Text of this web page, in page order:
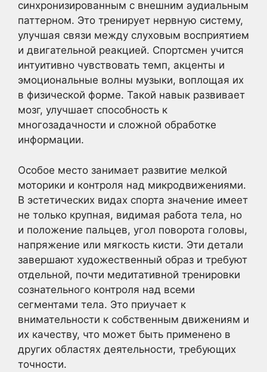
синхронизированным с внешним аудиальным
паттерном. Это тренирует нервную систему,
улучшая связи между слуховым восприятием
и двигательной реакцией. Спортсмен учится
интуитивно чувствовать темп, акценты и
эмоциональные волны музыки, воплощая их
в физической форме. Такой навык развивает
мозг, улучшает способность к
многозадачности и сложной обработке
информации.
Особое место занимает развитие мелкой
моторики и контроля над микродвижениями.
В эстетических видах спорта значение имеет
не только крупная, видимая работа тела, но
и положение пальцев, угол поворота головы,
напряжение или мягкость кисти. Эти детали
завершают художественный образ и требуют
отдельной, почти медитативной тренировки
сознательного контроля над всеми
сегментами тела. Это приучает к
внимательности к собственным движениям и
их качеству, что может быть применено в
других областях деятельности, требующих
точности.